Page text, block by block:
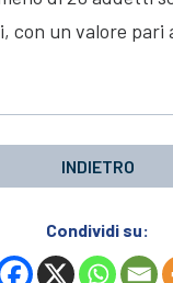
con un valore pari
INDIETRO
Condividi su: